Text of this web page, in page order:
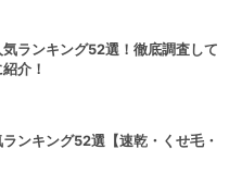
ランキング52選！徹底調査して
介！
ンキング52選【速乾・くせ毛・